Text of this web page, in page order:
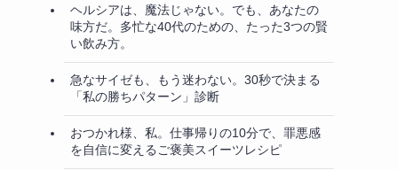
ヘルシアは、魔法じゃない。でも、あなたの
味方だ。多忙な40代のための、たった3つの賢
い飲み方。
急なサイゼも、もう迷わない。30秒で決まる
「私の勝ちパターン」診断
おつかれ様、私。仕事帰りの10分で、罪悪感
を自信に変えるご褒美スイーツレシピ